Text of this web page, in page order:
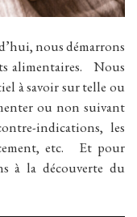
nous démarrons
alimentaires. Nous
à savoir sur telle ou
ou non suivant
indications, les
etc. Et pour
à la découverte du